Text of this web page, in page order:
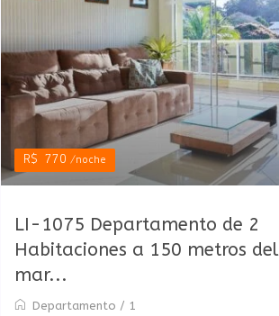
R$ 770/noche
LI-1075 Departamento de 2
Habitaciones a 150 metros del
mar...
Departamento / 1